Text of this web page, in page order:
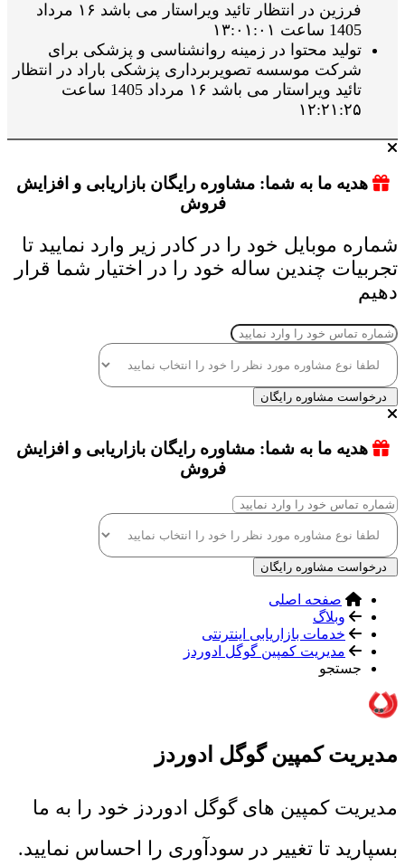
فرزین در انتظار تائید ویراستار می باشد ۱۶ مرداد
1405 ساعت ۱۳:۰۱:۰۱
تولید محتوا در زمینه روانشناسی و پزشکی برای
شرکت موسسه تصویربرداری پزشکی باراد در انتظار
تائید ویراستار می باشد ۱۶ مرداد 1405 ساعت
۱۲:۲۱:۲۵
هدیه ما به شما: مشاوره رایگان بازاریابی و افزایش
فروش
شماره موبایل خود را در کادر زیر وارد نمایید تا
تجربیات چندین ساله خود را در اختیار شما قرار
دهیم
درخواست مشاوره رایگان
هدیه ما به شما: مشاوره رایگان بازاریابی و افزایش
فروش
درخواست مشاوره رایگان
صفحه اصلی
وبلاگ
خدمات بازاریابی اینترنتی
مدیریت کمپین گوگل ادوردز
جستجو
مدیریت کمپین گوگل ادوردز
مدیریت کمپین های گوگل ادوردز خود را به ما
بسپارید تا تغییر در سودآوری را احساس نمایید.